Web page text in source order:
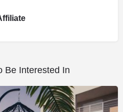
Be Interested In